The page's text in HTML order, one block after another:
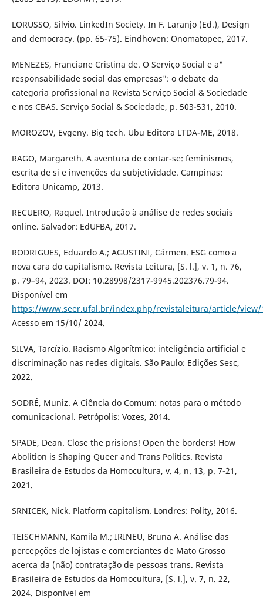
LORUSSO, Silvio. LinkedIn Society. In F. Laranjo (Ed.), Design
and democracy. (pp. 65-75). Eindhoven: Onomatopee, 2017.
MENEZES, Franciane Cristina de. O Serviço Social e a"
responsabilidade social das empresas": o debate da
categoria profissional na Revista Serviço Social & Sociedade
e nos CBAS. Serviço Social & Sociedade, p. 503-531, 2010.
MOROZOV, Evgeny. Big tech. Ubu Editora LTDA-ME, 2018.
RAGO, Margareth. A aventura de contar-se: feminismos,
escrita de si e invenções da subjetividade. Campinas:
Editora Unicamp, 2013.
RECUERO, Raquel. Introdução à análise de redes sociais
online. Salvador: EdUFBA, 2017.
RODRIGUES, Eduardo A.; AGUSTINI, Cármen. ESG como a
nova cara do capitalismo. Revista Leitura, [S. l.], v. 1, n. 76,
p. 79–94, 2023. DOI: 10.28998/2317-9945.202376.79-94.
Disponível em
https://www.seer.ufal.br/index.php/revistaleitura/article/view/
Acesso em 15/10/ 2024.
SILVA, Tarcízio. Racismo Algorítmico: inteligência artificial e
discriminação nas redes digitais. São Paulo: Edições Sesc,
2022.
SODRÉ, Muniz. A Ciência do Comum: notas para o método
comunicacional. Petrópolis: Vozes, 2014.
SPADE, Dean. Close the prisions! Open the borders! How
Abolition is Shaping Queer and Trans Politics. Revista
Brasileira de Estudos da Homocultura, v. 4, n. 13, p. 7-21,
2021.
SRNICEK, Nick. Platform capitalism. Londres: Polity, 2016.
TEISCHMANN, Kamila M.; IRINEU, Bruna A. Análise das
percepções de lojistas e comerciantes de Mato Grosso
acerca da (não) contratação de pessoas trans. Revista
Brasileira de Estudos da Homocultura, [S. l.], v. 7, n. 22,
2024. Disponível em